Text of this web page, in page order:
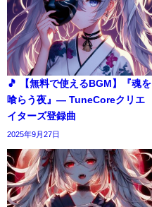
🎵 【無料で使えるBGM】『魂を
喰らう夜』― TuneCoreクリエ
イターズ登録曲
2025年9月27日